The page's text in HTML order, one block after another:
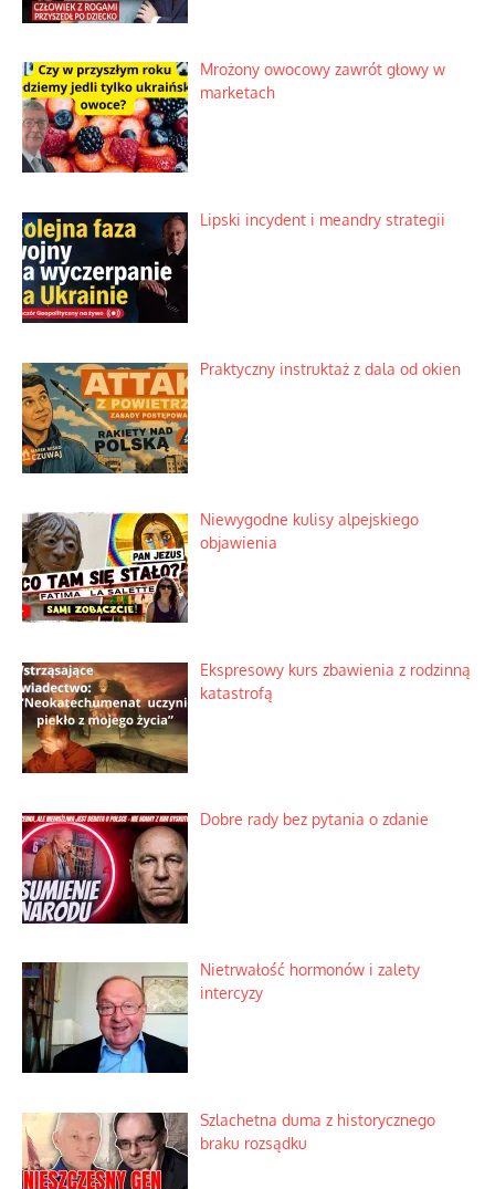
Mrożony owocowy zawrót głowy w
marketach
Lipski incydent i meandry strategii
Praktyczny instruktaż z dala od okien
Niewygodne kulisy alpejskiego
objawienia
Ekspresowy kurs zbawienia z rodzinną
katastrofą
Dobre rady bez pytania o zdanie
Nietrwałość hormonów i zalety
intercyzy
Szlachetna duma z historycznego
braku rozsądku